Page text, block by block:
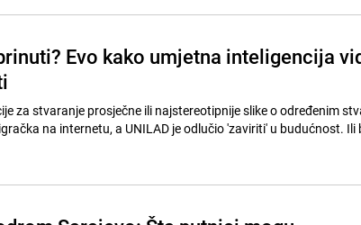
Evo kako umjetna inteligencija
za stvaranje prosječne ili najstereotipnije slike o određenim
na internetu, a UNILAD je odlučio 'zaviriti' u budućnost. Ili